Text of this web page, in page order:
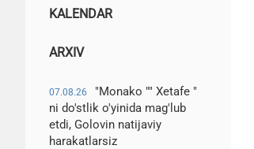
KALENDAR
ARXIV
07.08.26
"Monako "" Xetafe "
ni do'stlik o'yinida mag'lub
etdi, Golovin natijaviy
harakatlarsiz